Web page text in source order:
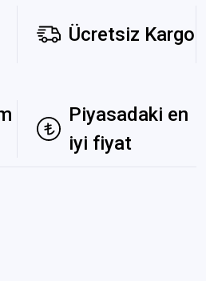
Ücretsiz Kargo
Piyasadaki en
iyi fiyat